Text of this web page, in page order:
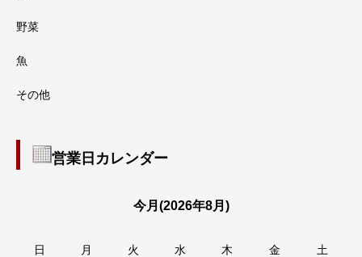
野菜
魚
その他
営業日カレンダー
今月(2026年8月)
日 月 火 水 木 金 土